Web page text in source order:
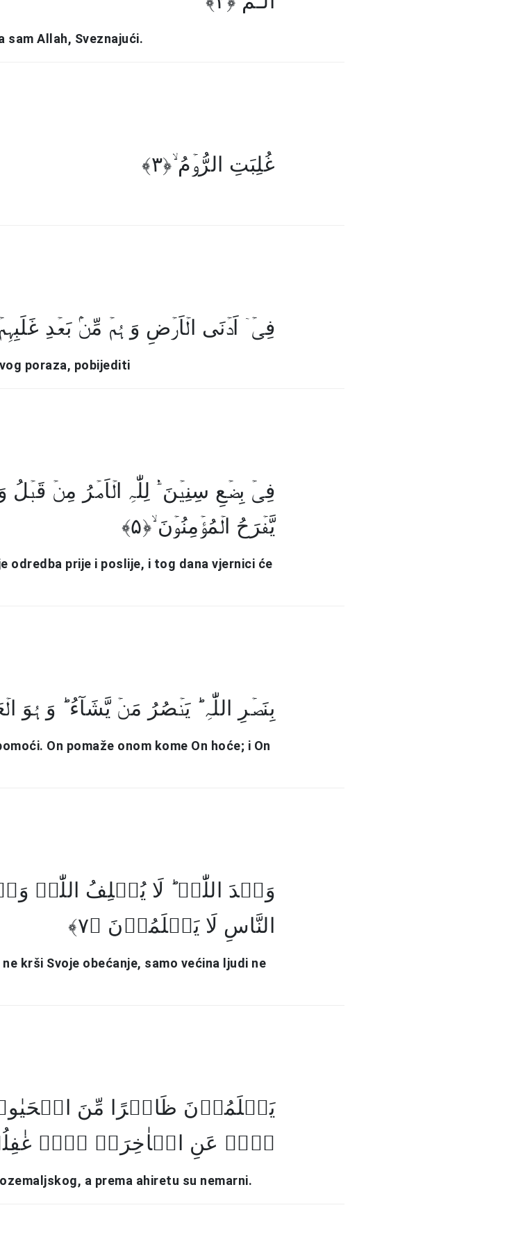
sam Allah, Sveznajući.
غُلِبَتِ الرُّوۡمُ ۙ﴿۳﴾
فِیۡۤ اَدۡنَی الۡاَرۡضِ وَ ہُمۡ مِّنۡۢ بَعۡدِ غَلَبِہِمۡ
poraza, pobijediti
فِیۡ بِضۡعِ سِنِیۡنَ ۬ؕ لِلّٰہِ الۡاَمۡرُ مِنۡ قَبۡلُ
یَّفۡرَحُ الۡمُؤۡمِنُوۡنَ ۙ﴿۵﴾
odredba prije i poslije, i tog dana vjernici će
بِنَصۡرِ اللّٰہِ ؕ یَنۡصُرُ مَنۡ یَّشَآءُ ؕ وَ ہُوَ
On pomaže onom kome On hoće; i On
وَعۡدَ اللّٰہِ ؕ لَا یُخۡلِفُ اللّٰہُ
النَّاسِ لَا یَعۡلَمُوۡنَ ﴿۷﴾
krši Svoje obećanje, samo većina ljudi ne
یَعۡلَمُوۡنَ ظَاہِرًا مِّنَ
ہُمۡ عَنِ الۡاٰخِرَۃِ ہُمۡ
a prema ahiretu su nemarni.